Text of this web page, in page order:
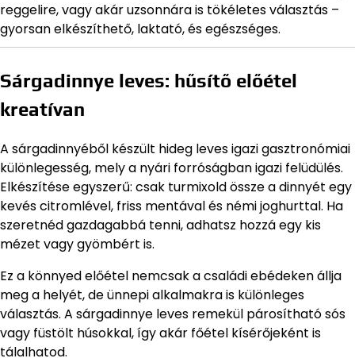
reggelire, vagy akár uzsonnára is tökéletes választás –
gyorsan elkészíthető, laktató, és egészséges.
Sárgadinnye leves: hűsítő előétel
kreatívan
A sárgadinnyéből készült hideg leves igazi gasztronómiai
különlegesség, mely a nyári forróságban igazi felüdülés.
Elkészítése egyszerű: csak turmixold össze a dinnyét egy
kevés citromlével, friss mentával és némi joghurttal. Ha
szeretnéd gazdagabbá tenni, adhatsz hozzá egy kis
mézet vagy gyömbért is.
Ez a könnyed előétel nemcsak a családi ebédeken állja
meg a helyét, de ünnepi alkalmakra is különleges
választás. A sárgadinnye leves remekül párosítható sós
vagy füstölt húsokkal, így akár főétel kísérőjeként is
tálalhatod.